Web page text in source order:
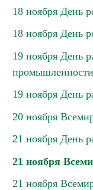
18 ноября День
18 ноября День
19 ноября День
промышленности
19 ноября День
20 ноября
21 ноября День
21 ноября
21 ноября